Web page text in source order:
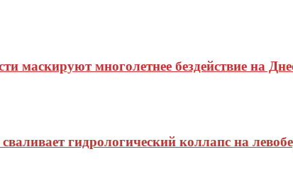
маскируют многолетнее бездействие на
гидрологический коллапс на